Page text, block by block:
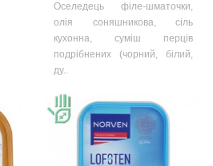
Оселедець філе-шматочки,
олія соняшникова, сіль
кухонна, суміш перців
подрібнених (чорний, білий,
ду..